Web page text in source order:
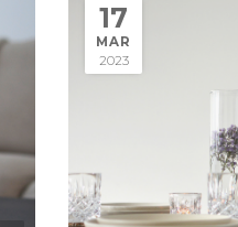
17
MAR
2023